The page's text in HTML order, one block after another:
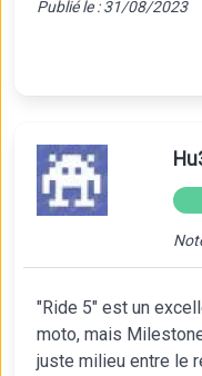
Publié le : 31/08/2023
"Ride 5" est un
moto, mais
juste milieu entre le